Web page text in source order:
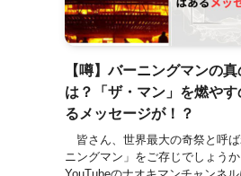
【噂】バーニングマンの
は？「ザ・マン」を燃や
るメッセージが！？
皆さん、世界最大の奇祭と呼
ニングマン」をご存じでしょう